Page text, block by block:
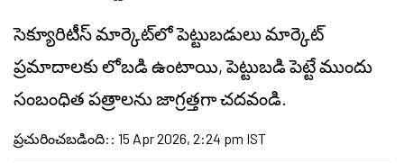
సెక్యూరిటీస్ మార్కెట్‌లో పెట్టుబడులు మార్కెట్
ప్రమాదాలకు లోబడి ఉంటాయి, పెట్టుబడి పెట్టే ముందు
సంబంధిత పత్రాలను జాగ్రత్తగా చదవండి.
ప్రచురించబడింది: : 15 Apr 2026, 2:24 pm IST